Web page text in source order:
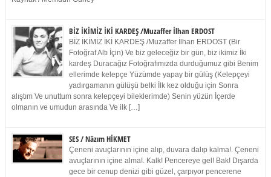
BİZ İKİMİZ İKİ KARDEŞ /Muzaffer İlhan ERDOST
BİZ İKİMİZ İKİ KARDEŞ /Muzaffer İlhan ERDOST (Bir
Fotoğraf Altı İçin) Ve biz geleceğiz bir gün, biz ikimiz İki
kardeş Duracağız Fotoğrafımızda durduğumuz gibi Benim
ellerimde kelepçe Yüzümde yapay bir gülüş (Kelepçeyi
yadırgamanın gülüşü belki İlk kez olduğu için Sonra
alıştım Ve unuttum sonra kelepçeyi bileklerimde) Senin yüzün İçerde
olmanın ve umudun arasında Ve ilk […]
SES / Nâzım HİKMET
Çeneni avuçlarının içine alıp, duvara dalıp kalma!. Çeneni
avuçlarının içine alma!. Kalk! Pencereye gel! Bak! Dışarda
gece bir cenup denizi gibi güzel, çarpıyor pencerene